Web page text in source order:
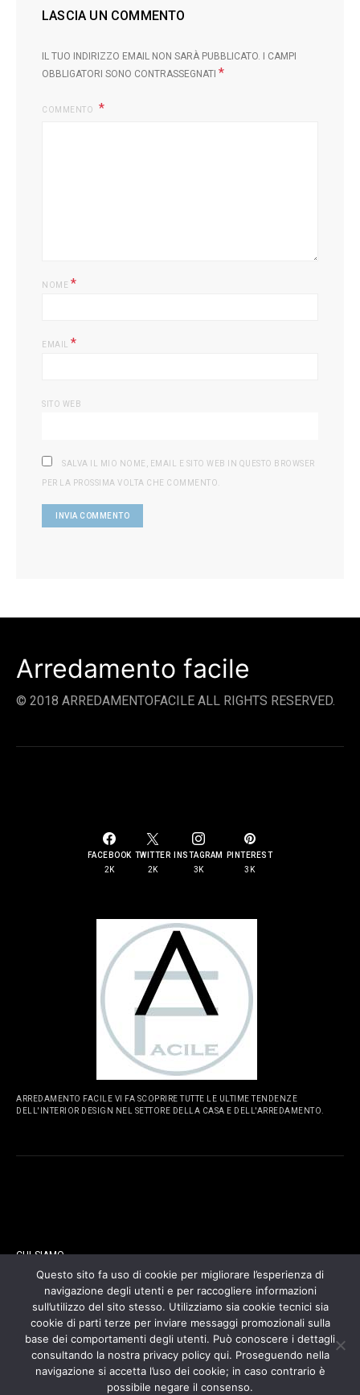
LASCIA UN COMMENTO
IL TUO INDIRIZZO EMAIL NON SARÀ PUBBLICATO. I CAMPI
OBBLIGATORI SONO CONTRASSEGNATI *
COMMENTO
NOME *
EMAIL *
SITO WEB
SALVA IL MIO NOME, EMAIL E SITO WEB IN QUESTO BROWSER
PER LA PROSSIMA VOLTA CHE COMMENTO.
Arredamento facile
© 2018 ARREDAMENTOFACILE ALL RIGHTS RESERVED.
FACEBOOK
2K
TWITTER
2K
INSTAGRAM
3K
PINTEREST
3K
ARREDAMENTO FACILE VI FA SCOPRIRE TUTTE LE ULTIME TENDENZE
DELL'INTERIOR DESIGN NEL SETTORE DELLA CASA E DELL'ARREDAMENTO.
CHI SIAMO
CONTATTI
COOKIES POLICY
PRIVACY POLICY
Questo sito fa uso di cookie per migliorare l’esperienza di
navigazione degli utenti e per raccogliere informazioni
sull’utilizzo del sito stesso. Utilizziamo sia cookie tecnici sia
cookie di parti terze per inviare messaggi promozionali sulla
base dei comportamenti degli utenti. Può conoscere i dettagli
consultando la nostra privacy policy qui. Proseguendo nella
navigazione si accetta l’uso dei cookie; in caso contrario è
possibile negare il consenso.